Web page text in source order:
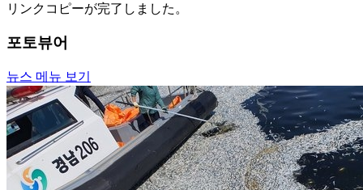
リンクコピーが完了しました。
포토뷰어
뉴스 메뉴 보기